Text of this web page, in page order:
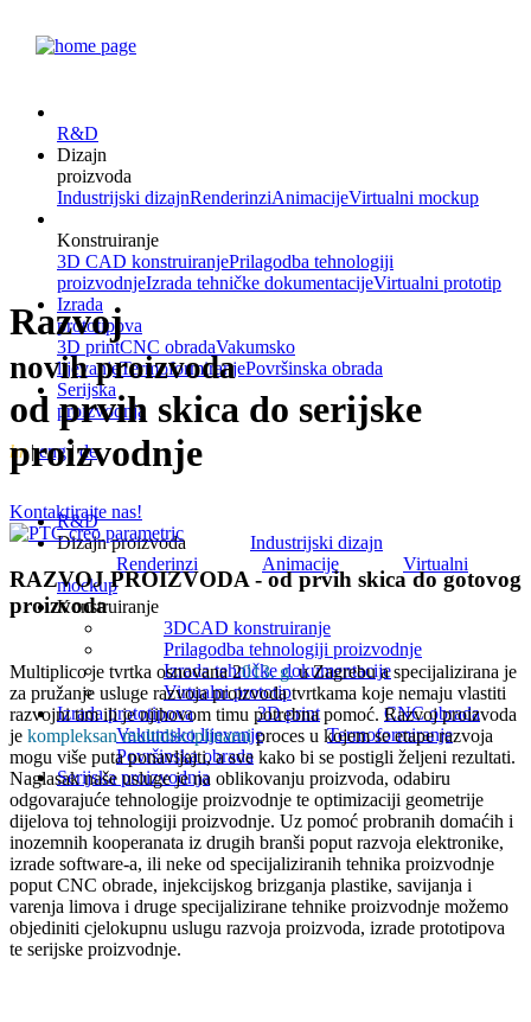
R&D
Dizajn
proizvoda
Industrijski dizajnRenderinziAnimacijeVirtualni mockup
Konstruiranje
3D CAD konstruiranjePrilagodba tehnologiji
proizvodnjeIzrada tehničke dokumentacijeVirtualni prototip
Izrada
prototipova
3D printCNC obradaVakumsko
lijevanjeTermoformiranjePovršinska obrada
Serijska
proizvodnja
hr|eng|de
R&D
Dizajn proizvoda
Industrijski dizajn
Renderinzi
Animacije
Virtualni
mockup
Konstruiranje
3DCAD konstruiranje
Prilagodba tehnologiji proizvodnje
Izrada tehničke dokumentacije
Virtualni prototip
Izrada prototipova
3D print
CNC obrada
Vakumsko lijevanje
Termoformiranje
Površinska obrada
Serijska proizvodnja
Razvoj
novih proizvoda
od prvih skica do serijske
proizvodnje
Kontaktirajte nas!
RAZVOJ PROIZVODA - od prvih skica do gotovog
proizvoda
Multiplico je tvrtka osnovana 2013. g.u Zagrebu a specijalizirana je
za pružanje usluge razvoja proizvoda tvrtkama koje nemaju vlastiti
razvojni tim ili je njihovom timu potrebna pomoć. Razvoj proizvoda
je kompleksan multidisciplinarniproces u kojem se etape razvoja
mogu više puta ponavljajti, a sve kako bi se postigli željeni rezultati.
Naglasak naše usluge je na oblikovanju proizvoda, odabiru
odgovarajuće tehnologije proizvodnje te optimizaciji geometrije
dijelova toj tehnologiji proizvodnje. Uz pomoć probranih domaćih i
inozemnih kooperanata iz drugih branši poput razvoja elektronike,
izrade software-a, ili neke od specijaliziranih tehnika proizvodnje
poput CNC obrade, injekcijskog brizganja plastike, savijanja i
varenja limova i druge specijalizirane tehnike proizvodnje možemo
objediniti cjelokupnu uslugu razvoja proizvoda, izrade prototipova
te serijske proizvodnje.